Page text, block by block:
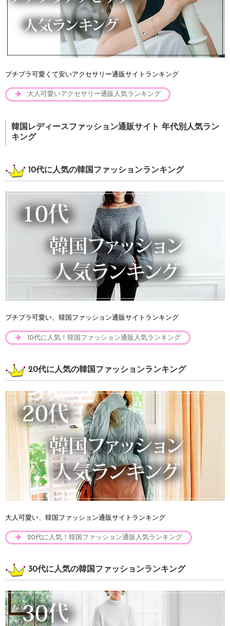
プチプラ可愛くて安いアクセサリー通販サイトランキング
大人可愛いアクセサリー通販人気ランキング
韓国レディースファッション通販サイト 年代別人気ラン
キング
10代に人気の韓国ファッションランキング
プチプラ可愛い、韓国ファッション通販サイトランキング
10代に人気！韓国ファッション通販人気ランキング
20代に人気の韓国ファッションランキング
大人可愛い、韓国ファッション通販サイトランキング
20代に人気！韓国ファッション通販人気ランキング
30代に人気の韓国ファッションランキング